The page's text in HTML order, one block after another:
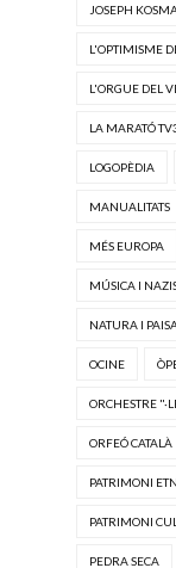
JOSEPH
L'OPTIMISME
L'ORGUE DEL
LA MARATÓ
LOGOPÈDIA
MANUALITATS
MÉS EUROPA
MÚSICA I
NATURA I
OCINE
ORCHESTRE
ORFEÓ CATALÀ
PATRIMONI
PATRIMONI
PEDRA SECA